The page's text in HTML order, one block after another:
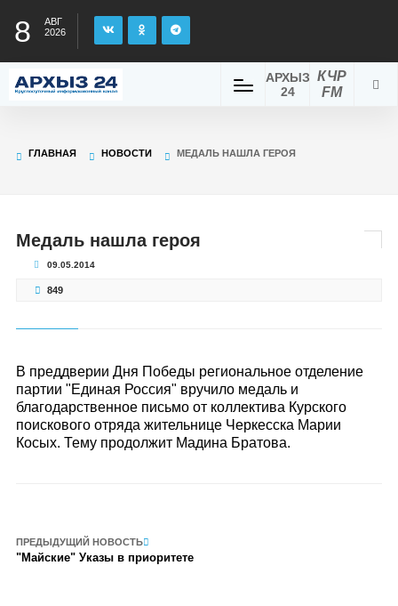
8
АВГ
2026
КЧР
FM
АРХЫЗ
24
ГЛАВНАЯ НОВОСТИ МЕДАЛЬ НАШЛА ГЕРОЯ
Медаль нашла героя
09.05.2014
849
В преддверии Дня Победы региональное отделение
партии "Единая Россия" вручило медаль и
благодарственное письмо от коллектива Курского
поискового отряда жительнице Черкесска Марии
Косых. Тему продолжит Мадина Братова.
ПРЕДЫДУЩИЙ НОВОСТЬ
"Майские" Указы в приоритете